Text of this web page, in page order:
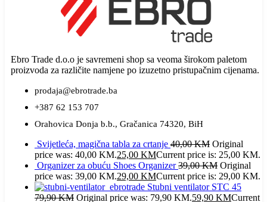
Ebro Trade d.o.o je savremeni shop sa veoma širokom paletom
proizvoda za različite namjene po izuzetno pristupačnim cijenama.
prodaja@ebrotrade.ba
+387 62 153 707
Orahovica Donja b.b., Gračanica 74320, BiH
Svijetleća, magična tabla za crtanje 40,00KM Original
price was: 40,00 KM.25,00 KMCurrent price is: 25,00 KM.
Organizer za obuću Shoes Organizer39,00KM Original
price was: 39,00 KM.29,00 KMCurrent price is: 29,00 KM.
Stubni ventilator STC 45
79,90KM Original price was: 79,90 KM.59,90 KMCurrent